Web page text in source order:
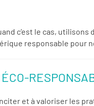
c’est le cas,
responsable pour
et à valoriser les